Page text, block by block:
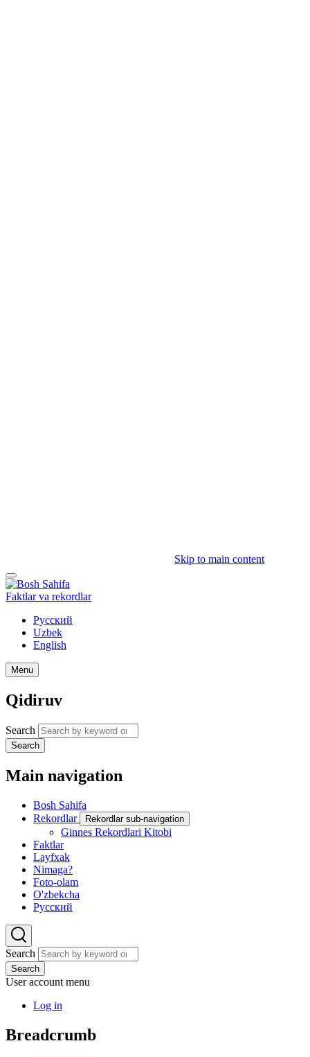
Skip to main content
Faktlar va rekordlar
Русский
Uzbek
English
Menu
Qidiruv
Search
Search
Main navigation
Bosh Sahifa
Rekordlar
Rekordlar sub-navigation
Ginnes Rekordlari Kitobi
Faktlar
Layfxak
Nimaga?
Foto-olam
O'zbekcha
Русский
Search
Search
User account menu
Log in
Breadcrumb